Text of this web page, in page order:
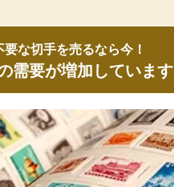
要な切手を売るなら今！
需要が増加しています